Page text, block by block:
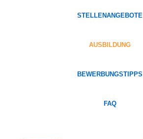
STELLENANGEBOTE
AUSBILDUNG
BEWERBUNGSTIPPS
FAQ